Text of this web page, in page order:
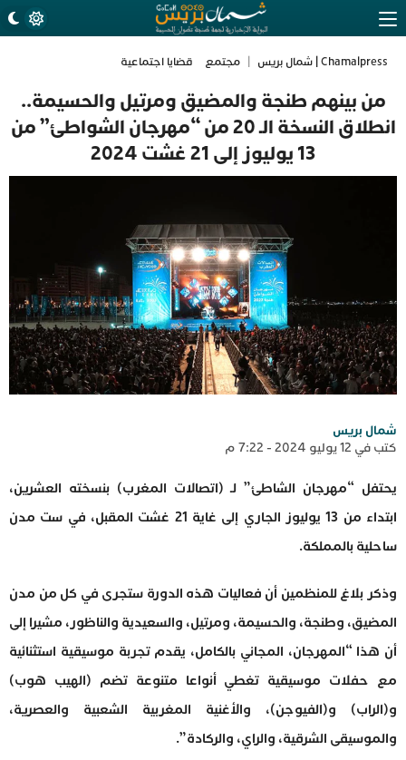
Chamalpress | شمال بريس مجتمع قضايا اجتماعية
من بينهم طنجة والمضيق ومرتيل والحسيمة..
انطلاق النسخة الـ 20 من “مهرجان الشواطئ” من
13 يوليوز إلى 21 غشت 2024
شمال بريس
كتب في 12 يوليو 2024 - 7:22 م
يحتفل “مهرجان الشاطئ” لـ (اتصالات المغرب) بنسخته العشرين،
ابتداء من 13 يوليوز الجاري إلى غاية 21 غشت المقبل، في ست مدن
ساحلية بالمملكة.
وذكر بلاغ للمنظمين أن فعاليات هذه الدورة ستجرى في كل من مدن
المضيق، وطنجة، والحسيمة، ومرتيل، والسعيدية والناظور، مشيرا إلى
أن هذا “المهرجان، المجاني بالكامل، يقدم تجربة موسيقية استثنائية
مع حفلات موسيقية تغطي أنواعا متنوعة تضم (الهيب هوب)
و(الراب) و(الفيوجن)، والأغنية المغربية الشعبية والعصرية،
والموسيقى الشرقية، والراي، والركادة”.